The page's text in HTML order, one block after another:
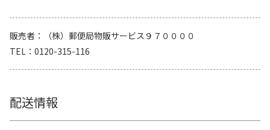
販売者
（株）郵便局物販サービス９７００００
TEL
0120-315-116
配送情報